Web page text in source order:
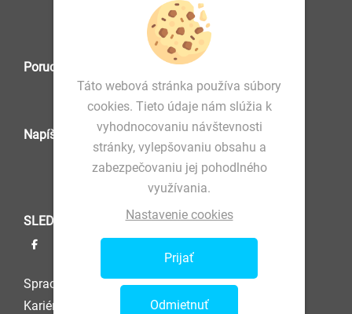
IČO: 36 570 460
Poruchová služba
Napíšte nám
SLEDUJTE NÁS
Spracovanie osobných údajov
Kariéra
Táto webová stránka používa súbory
cookies. Tieto údaje nám slúžia k
vyhodnocovaniu návštevnosti
stránky, vylepšovaniu obsahu a
zabezpečovaniu jej pohodlného
využívania.
Nastavenie cookies
Prijať
Odmietnuť